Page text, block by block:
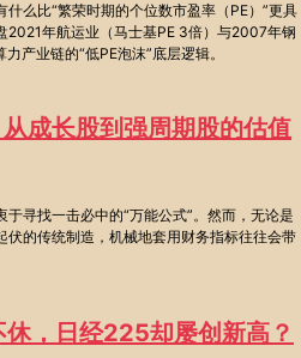
么比“繁荣时期的个位数市盈率（PE）”更具
2021年航运业（马士基PE 3倍）与2007年钢
产业链的“低PE泡沫”底层逻辑。
成长股到强周期股的估值
寻找一击必中的“万能公式”。然而，无论是
的传统制造，机械地套用财务指标往往会带
，日经225却屡创新高？